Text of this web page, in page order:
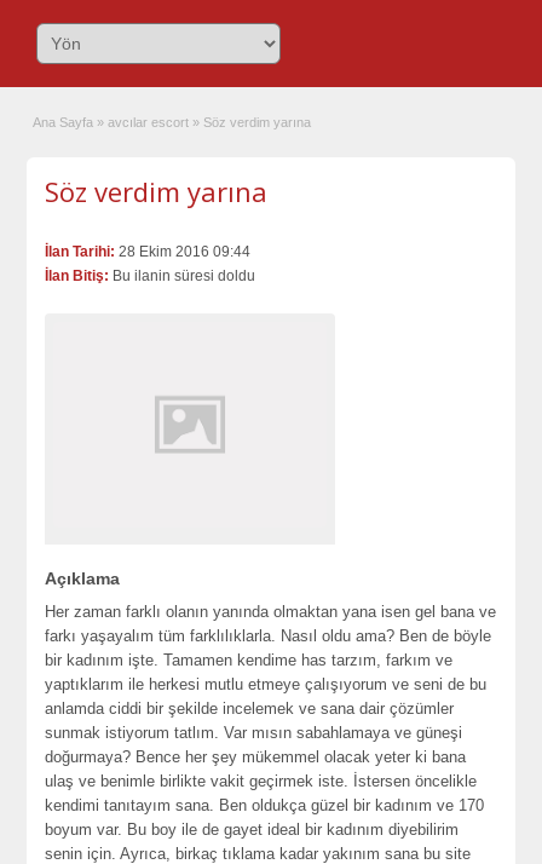
Ana Sayfa » avcılar escort » Söz verdim yarına
Söz verdim yarına
İlan Tarihi: 28 Ekim 2016 09:44
İlan Bitiş: Bu ilanin süresi doldu
Açıklama
Her zaman farklı olanın yanında olmaktan yana isen gel bana ve
farkı yaşayalım tüm farklılıklarla. Nasıl oldu ama? Ben de böyle
bir kadınım işte. Tamamen kendime has tarzım, farkım ve
yaptıklarım ile herkesi mutlu etmeye çalışıyorum ve seni de bu
anlamda ciddi bir şekilde incelemek ve sana dair çözümler
sunmak istiyorum tatlım. Var mısın sabahlamaya ve güneşi
doğurmaya? Bence her şey mükemmel olacak yeter ki bana
ulaş ve benimle birlikte vakit geçirmek iste. İstersen öncelikle
kendimi tanıtayım sana. Ben oldukça güzel bir kadınım ve 170
boyum var. Bu boy ile de gayet ideal bir kadınım diyebilirim
senin için. Ayrıca, birkaç tıklama kadar yakınım sana bu site